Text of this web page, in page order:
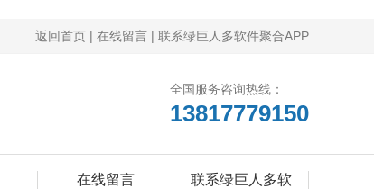
返回首页 | 在线留言 | 联系绿巨人多软件聚合APP
全国服务咨询热线：
13817779150
在线留言 联系绿巨人多软